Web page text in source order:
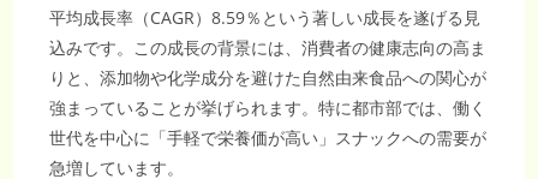
平均成長率（CAGR）8.59％という著しい成長を遂げる見
込みです。この成長の背景には、消費者の健康志向の高ま
りと、添加物や化学成分を避けた自然由来食品への関心が
強まっていることが挙げられます。特に都市部では、働く
世代を中心に「手軽で栄養価が高い」スナックへの需要が
急増しています。